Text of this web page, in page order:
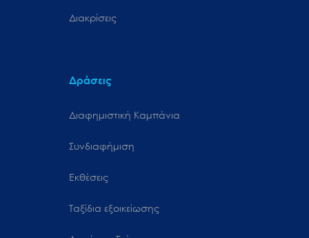
Διακρίσεις
Δράσεις
Διαφημιστική Καμπάνια
Συνδιαφήμιση
Εκθέσεις
Ταξίδια εξοικείωσης